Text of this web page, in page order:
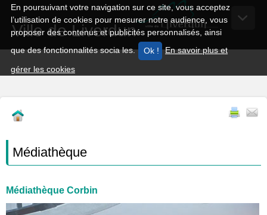
En poursuivant votre navigation sur ce site, vous acceptez
l’utilisation de cookies pour mesurer notre audience, vous
proposer des contenus et publicités personnalisés, ainsi
que des fonctionnalités socia les.
En savoir plus et
gérer les cookies
Ville de Liverdun
Médiathèque
Médiathèque Corbin